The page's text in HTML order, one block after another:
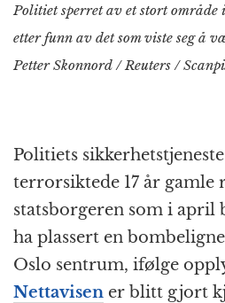
c
e
b
k
ss
e
n
r
at
s
A
a
p
c
Politiet sperret av et stort område
etter funn av det som viste seg å
Petter Skonnord / Reuters /
Politiets
terrorsiktede 17 år gamle
statsborgeren som i april
ha plassert en
Oslo sentrum, ifølge
Nettavisen er blitt gjort